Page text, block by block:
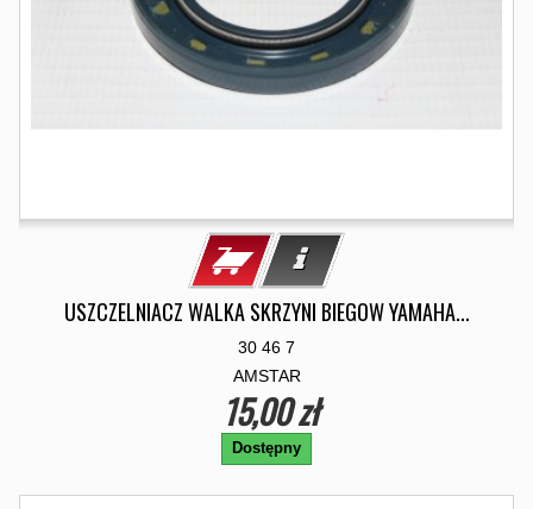
USZCZELNIACZ WALKA SKRZYNI BIEGOW YAMAHA...
30 46 7
AMSTAR
15,00 zł
Dostępny